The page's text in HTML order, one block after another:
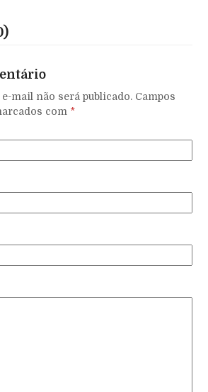
mail não será publicado. Campos
com *